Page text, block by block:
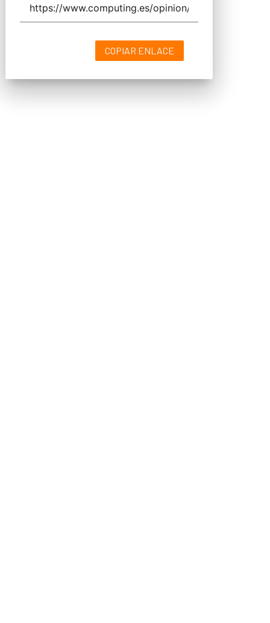
COPIAR ENLACE